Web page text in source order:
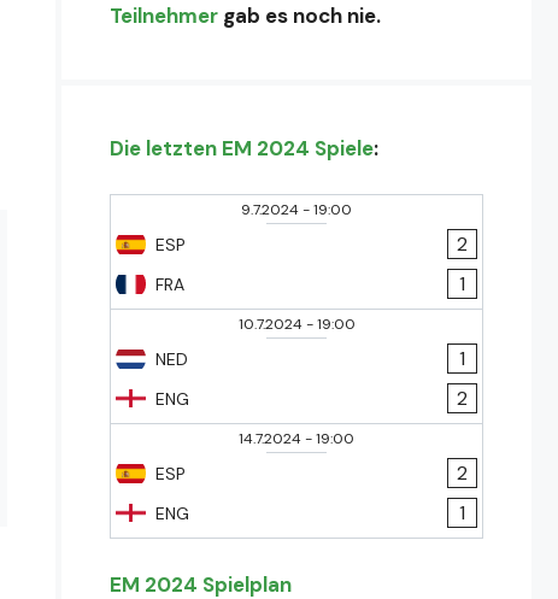
Teilnehmer gab es noch nie.
Die letzten EM 2024 Spiele:
9.7.2024-19:00
ESP
FRA
2
1
10.7.2024-19:00
NED
ENG
1
2
14.7.2024-19:00
ESP
ENG
2
1
EM 2024 Spielplan